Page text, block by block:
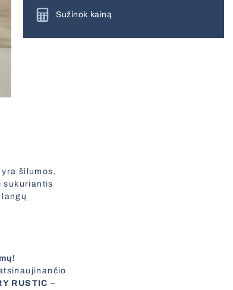
Sužinok kainą
šilumos,
sukuriantis
RUSTIC –